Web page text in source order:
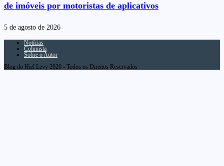
de imóveis por motoristas de aplicativos
5 de agosto de 2026
Notícias
Colunista
Sobre o Autor
Blog do Hiel Levy 2020 - Todos os Direitos Reservados